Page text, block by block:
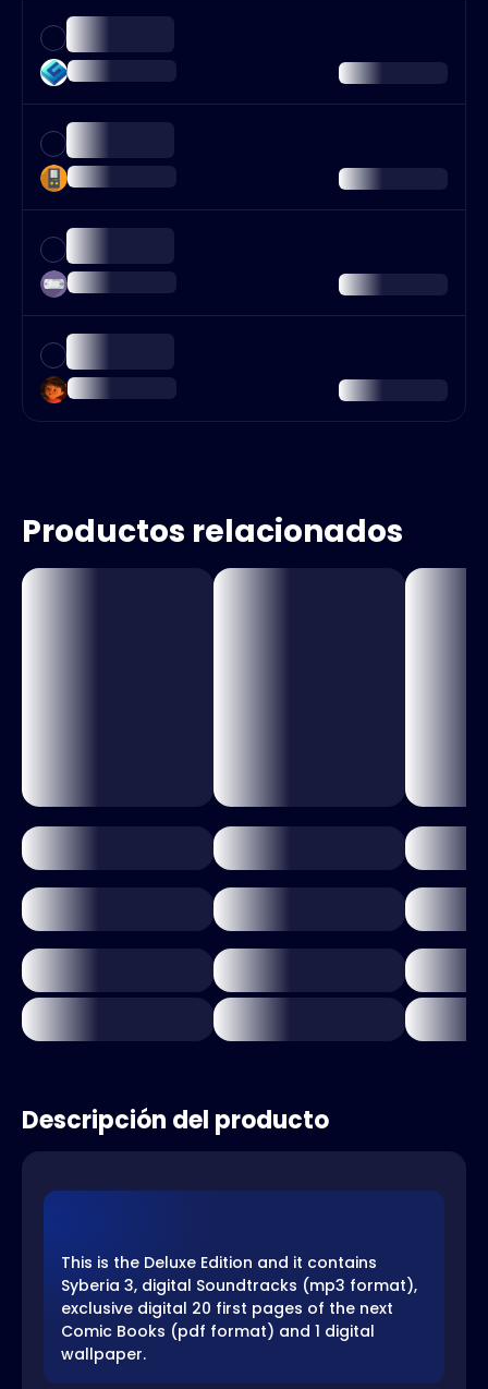
Productos relacionados
Descripción del producto
This is the Deluxe Edition and it contains
Syberia 3, digital Soundtracks (mp3 format),
exclusive digital 20 first pages of the next
Comic Books (pdf format) and 1 digital
wallpaper.